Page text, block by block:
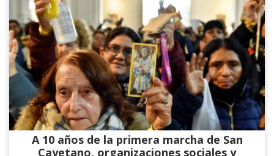
A 10 años de la primera marcha de San
Cayetano, organizaciones sociales y